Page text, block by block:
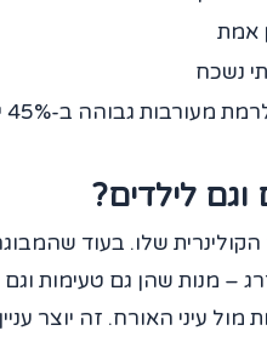
אמת
נשכח
לילדים?
שלו. בעוד
מנות שהן גם טעימות
האורח. זה יוצר עניין